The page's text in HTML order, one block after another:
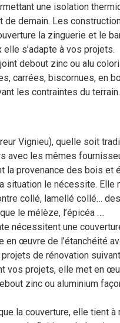
une isolation
de demain. Les
la zinguerie et le
s’adapte à vos projets.
debout zinc ou alu
carrées, biscornues, en
les contraintes du terrain.
Vignieu), quelle soit
avec les mêmes
la provenance des bois et
situation le nécessite.
collé, lamellé collé…
le mélèze, l’épicéa ….
nécessitent une
en œuvre de l’étanchéité
de rénovation
vos projets, elle met en
zinc ou aluminium
la couverture, elle tient